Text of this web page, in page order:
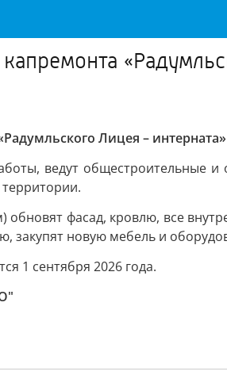
Лицея –
ведут общестроительные
обновят фасад, кровлю, все
закупят новую мебель и
1 сентября 2026 года.